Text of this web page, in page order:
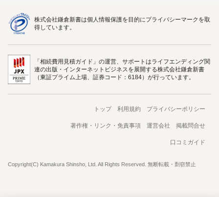
株式会社鎌倉新書は個人情報保護を目的にプライバシーマークを取
得しています。
「相続費用見積ガイド」の運営、サポートはライフエンディング関
連の出版・インターネットビジネスを展開する株式会社鎌倉新書
（東証プライム上場、証券コード：6184）が行っています。
トップ 利用規約 プライバシーポリシー
著作権・リンク・免責事項 運営会社 掲載問合せ
口コミガイド
Copyright(C) Kamakura Shinsho, Ltd. All Rights Reserved. 無断転載・剽窃禁止